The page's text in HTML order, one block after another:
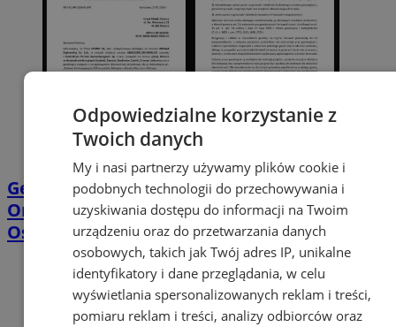
Geodeci wejdą na nieruchomości w
Orzeszu. Chodzi o projekt linii Katowice–
Ostrawa
Odpowiedzialne korzystanie z
Twoich danych
My i nasi partnerzy używamy plików cookie i
podobnych technologii do przechowywania i
uzyskiwania dostępu do informacji na Twoim
urządzeniu oraz do przetwarzania danych
osobowych, takich jak Twój adres IP, unikalne
identyfikatory i dane przeglądania, w celu
wyświetlania spersonalizowanych reklam i treści,
pomiaru reklam i treści, analizy odbiorców oraz